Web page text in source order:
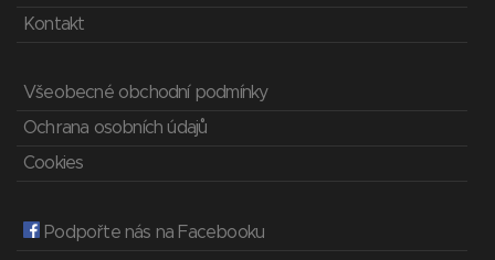
Kontakt
Všeobecné obchodní podmínky
Ochrana osobních údajů
Cookies
Podpořte nás na Facebooku